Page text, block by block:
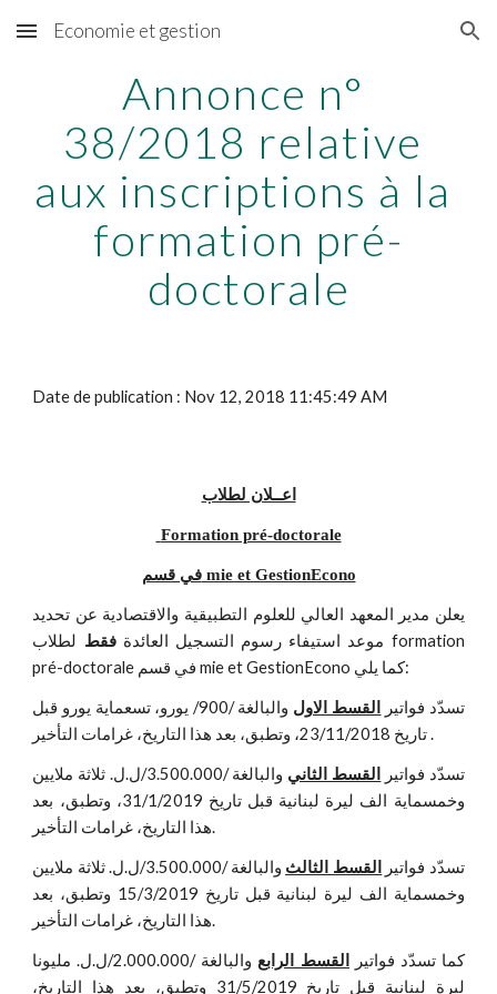
Skip to main content Skip to navigation
Economie et gestion
Annonce n°
38/2018 relative
aux inscriptions à la
formation pré-
doctorale
Date de publication : Nov 12, 2018 11:45:49 AM
اعــلان لطلاب
Formation pré-doctorale
في قسم mie et GestionEcono
يعلن مدير المعهد العالي للعلوم التطبيقية والاقتصادية عن تحديد
موعد استيفاء رسوم التسجيل العائدةفقط لطلاب formation
pré-doctorale في قسم mie et GestionEcono كما يلي:
تسدّد فواتير القسط الاول
والبالغة /900/ يورو، تسعماية يورو قبل
تاريخ 23/11/2018، وتطبق، بعد هذا التاريخ، غرامات التأخير .
تسدّد فواتير القسط الثاني
والبالغة /3.500.000/ل.ل. ثلاثة ملايين
وخمسماية الف ليرة لبنانية قبل تاريخ 31/1/2019، وتطبق، بعد
هذا التاريخ، غرامات التأخير.
تسدّد فواتير القسط الثالث
والبالغة /3.500.000/ل.ل. ثلاثة ملايين
وخمسماية الف ليرة لبنانية قبل تاريخ 15/3/2019 وتطبق، بعد
هذا التاريخ، غرامات التأخير.
كما تسدّد فواتير القسط الرابع
والبالغة /2.000.000/ل.ل. مليونا
ليرة لبنانية قبل تاريخ 31/5/2019 وتطبق، بعد هذا التاريخ،